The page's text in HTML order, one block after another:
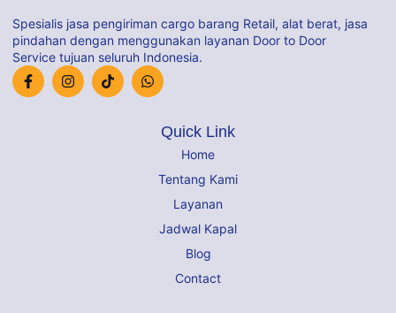
Spesialis jasa pengiriman cargo barang Retail, alat berat, jasa
pindahan dengan menggunakan layanan Door to Door
Service tujuan seluruh Indonesia.
Quick Link
Home
Tentang Kami
Layanan
Jadwal Kapal
Blog
Contact